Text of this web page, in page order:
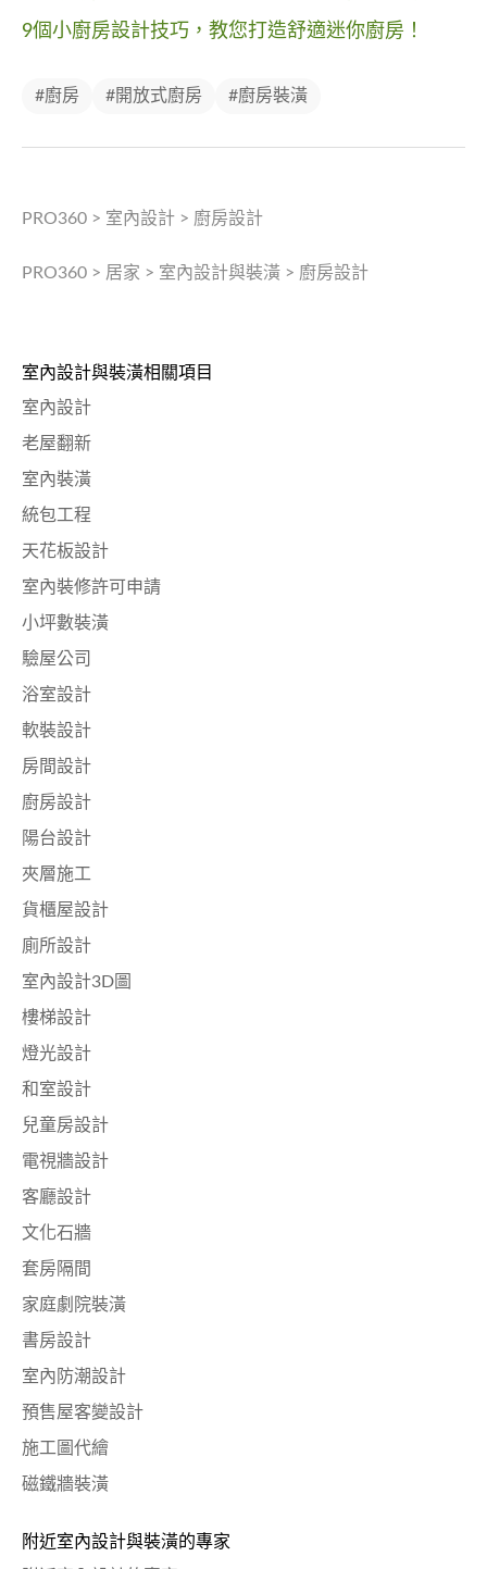
9個小廚房設計技巧，教您打造舒適迷你廚房！
#廚房 #開放式廚房 #廚房裝潢
PRO360 > 室內設計 > 廚房設計
PRO360 > 居家 > 室內設計與裝潢 > 廚房設計
室內設計與裝潢相關項目
室內設計
老屋翻新
室內裝潢
統包工程
天花板設計
室內裝修許可申請
小坪數裝潢
驗屋公司
浴室設計
軟裝設計
房間設計
廚房設計
陽台設計
夾層施工
貨櫃屋設計
廁所設計
室內設計3D圖
樓梯設計
燈光設計
和室設計
兒童房設計
電視牆設計
客廳設計
文化石牆
套房隔間
家庭劇院裝潢
書房設計
室內防潮設計
預售屋客變設計
施工圖代繪
磁鐵牆裝潢
附近室內設計與裝潢的專家